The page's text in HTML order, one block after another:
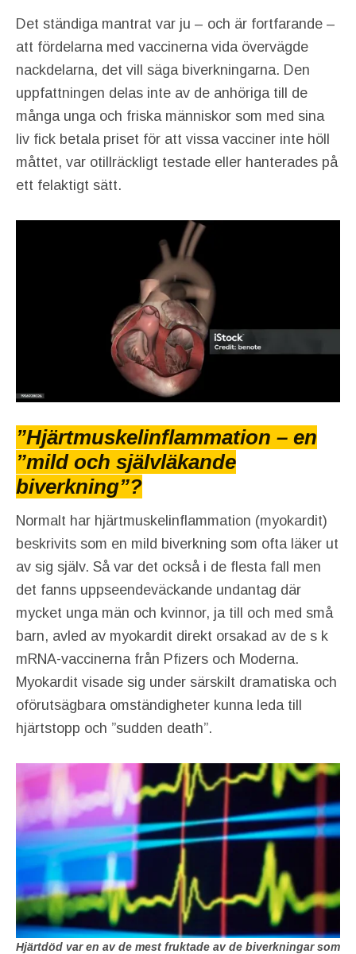
Det ständiga mantrat var ju – och är fortfarande –
att fördelarna med vaccinerna vida övervägde
nackdelarna, det vill säga biverkningarna. Den
uppfattningen delas inte av de anhöriga till de
många unga och friska människor som med sina
liv fick betala priset för att vissa vacciner inte höll
måttet, var otillräckligt testade eller hanterades på
ett felaktigt sätt.
”Hjärtmuskelinflammation – en
”mild och självläkande
biverkning”?
Normalt har hjärtmuskelinflammation (myokardit)
beskrivits som en mild biverkning som ofta läker ut
av sig själv. Så var det också i de flesta fall men
det fanns uppseendeväckande undantag där
mycket unga män och kvinnor, ja till och med små
barn, avled av myokardit direkt orsakad av de s k
mRNA-vaccinerna från Pfizers och Moderna.
Myokardit visade sig under särskilt dramatiska och
oförutsägbara omständigheter kunna leda till
hjärtstopp och ”sudden death”.
Hjärtdöd var en av de mest fruktade av de biverkningar som